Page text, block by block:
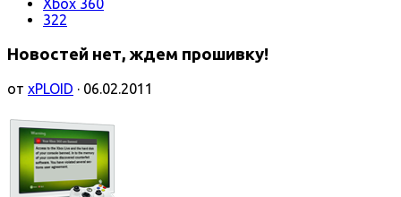
Xbox 360
322
Новостей нет, ждем прошивку!
от xPLOID · 06.02.2011